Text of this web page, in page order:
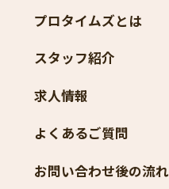
プロタイムズとは
スタッフ紹介
求人情報
よくあるご質問
お問い合わせ後の流れ